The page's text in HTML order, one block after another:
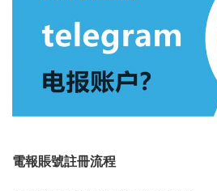
電報賬號註冊流程